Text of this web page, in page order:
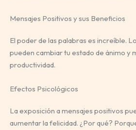
Mensajes Positivos y sus Beneficios
El poder de las palabras es increíble.
pueden cambiar tu estado de ánimo y
productividad.
Efectos Psicológicos
La exposición a mensajes positivos
aumentar la felicidad. ¿Por qué?